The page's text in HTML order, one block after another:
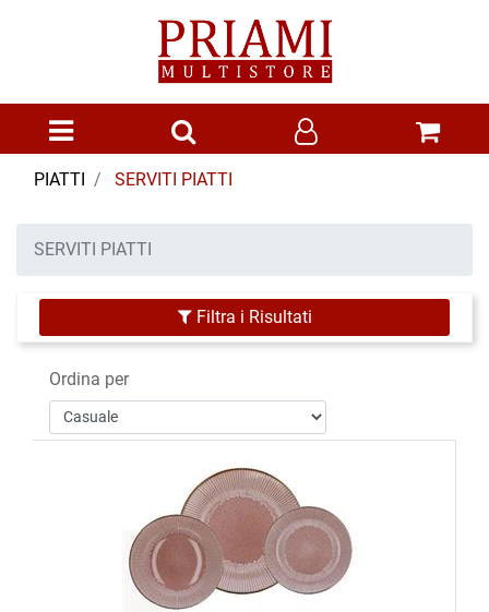
Open menu
PIATTI SERVITI PIATTI
SERVITI PIATTI
Filtra i Risultati
Ordina per